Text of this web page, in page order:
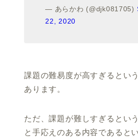
— あらかわ (@djk081705)
22, 2020
課題の難易度が高すぎるとい
あります。
ただ、課題が難しすぎるとい
と手応えのある内容であると